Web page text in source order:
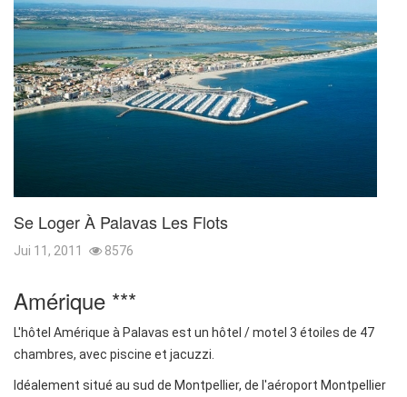
Se Loger À Palavas Les Flots
Jui 11, 2011 8576
Amérique ***
L'hôtel Amérique à Palavas est un hôtel / motel 3 étoiles de 47
chambres, avec piscine et jacuzzi.
Idéalement situé au sud de Montpellier, de l'aéroport Montpellier